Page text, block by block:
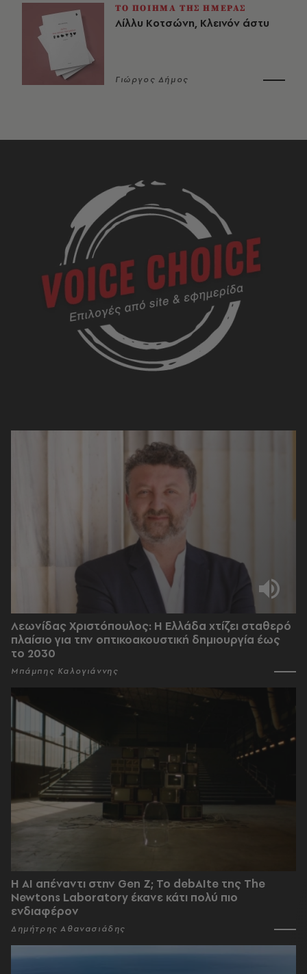
ΤΟ ΠΟΙΗΜΑ ΤΗΣ ΗΜΕΡΑΣ
Λίλλυ Κοτσώνη, Κλεινόν άστυ
Γιώργος Δήμος
Λεωνίδας Χριστόπουλος: Η Ελλάδα χτίζει σταθερό
πλαίσιο για την οπτικοακουστική δημιουργία έως
το 2030
Μπάμπης Καλογιάννης
Η AI απέναντι στην Gen Z; Το debAIte της The
Newtons Laboratory έκανε κάτι πολύ πιο
ενδιαφέρον
Δημήτρης Αθανασιάδης